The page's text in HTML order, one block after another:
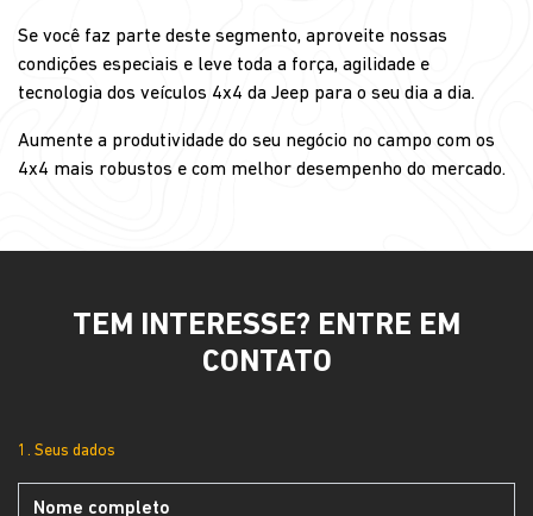
Se você faz parte deste segmento, aproveite nossas
condições especiais e leve toda a força, agilidade e
tecnologia dos veículos 4x4 da Jeep para o seu dia a dia.
Aumente a produtividade do seu negócio no campo com os
4x4 mais robustos e com melhor desempenho do mercado.
TEM INTERESSE? ENTRE EM
CONTATO
1. Seus dados